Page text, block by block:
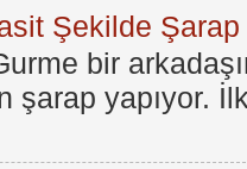
Şekilde Şarap
bir
şarap yapıyor.